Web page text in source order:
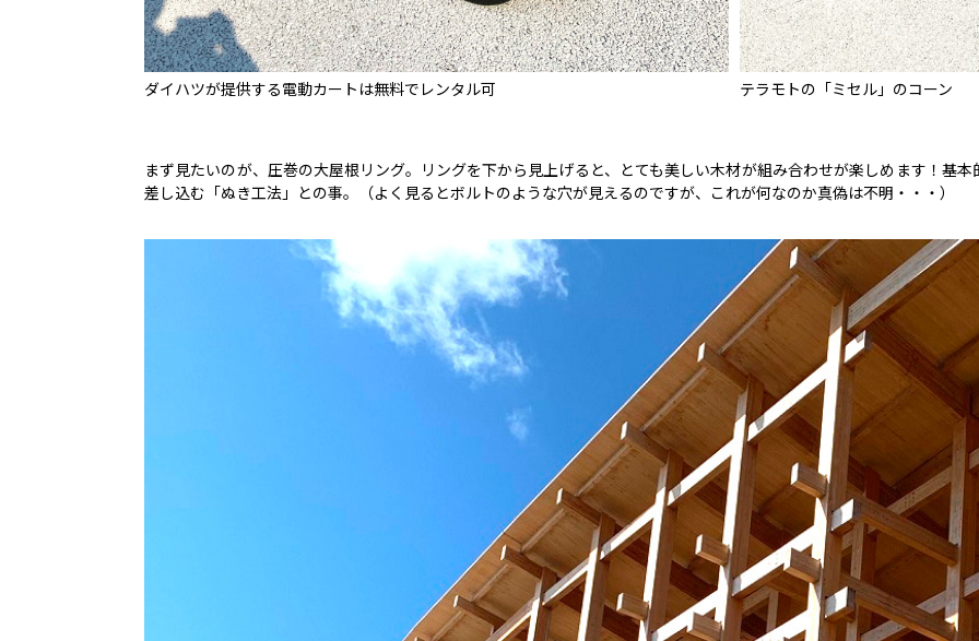
ダイハツが提供する電動カートは無料でレンタル可 テラモトの「ミセル」のコーン
まず見たいのが、圧巻の大屋根リング。リングを下から見上げると、とても美しい木材が組み合わせが楽しめます！基
差し込む「ぬき工法」との事。（よく見るとボルトのような穴が見えるのですが、これが何なのか真偽は不明・・・）